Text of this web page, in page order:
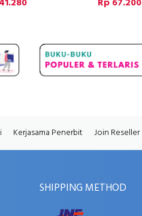
Kerjasama Penerbit Join Reseller
SHIPPING METHOD